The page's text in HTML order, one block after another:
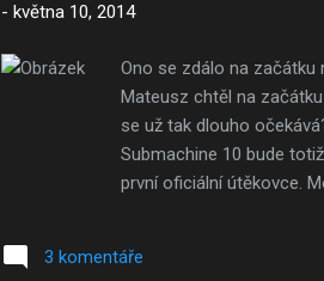
- května 10, 2014
Ono se zdálo na začátku
Mateusz chtěl na
se už tak dlouho
Submachine 10 bude
první oficiální útěkovce.
platformu, podle
3 komentáře